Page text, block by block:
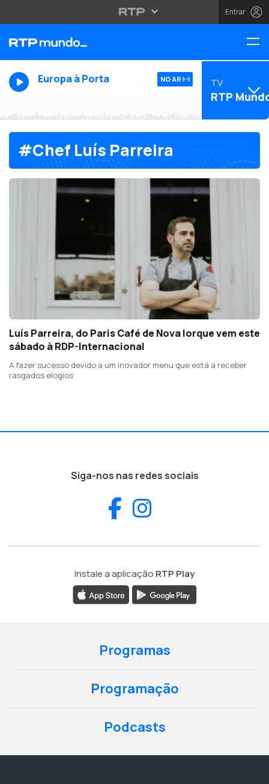
Entrar
Europa à Porta NO AR TV
RTP
#Chef Luís Parreira
Luís Parreira, do Paris Café de Nova Iorque vem este
sábado à RDP-Internacional
A fazer sucesso devido a um inovador menu que está a receber
rasgados elogios
Siga-nos nas redes sociais
Facebook
Instale a aplicação RTP Play
Programas
Programação
Podcasts